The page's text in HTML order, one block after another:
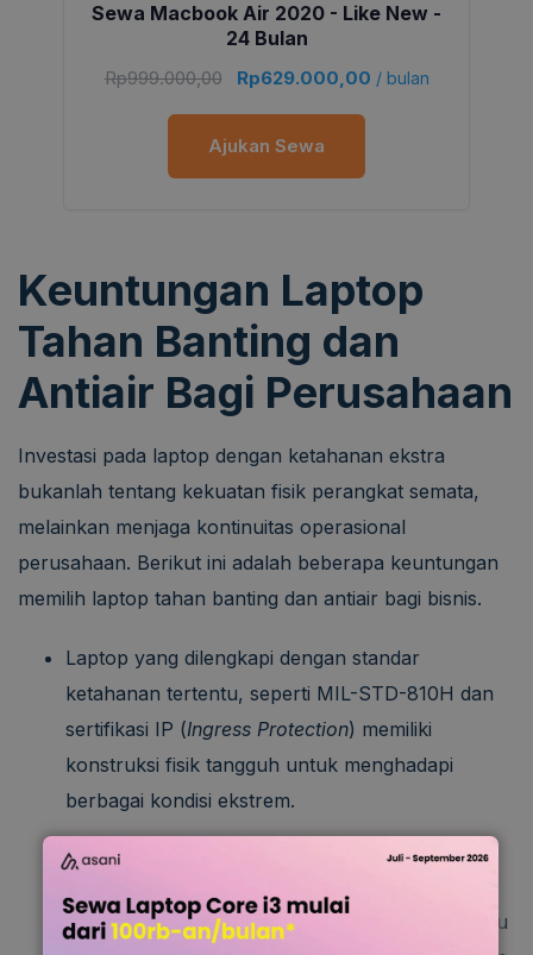
Sewa Macbook Air 2020 - Like New -
24 Bulan
Rp999.000,00 Rp629.000,00 / bulan
Ajukan Sewa
Keuntungan Laptop
Tahan Banting dan
Antiair Bagi Perusahaan
Investasi pada laptop dengan ketahanan ekstra
bukanlah tentang kekuatan fisik perangkat semata,
melainkan menjaga kontinuitas operasional
perusahaan. Berikut ini adalah beberapa keuntungan
memilih laptop tahan banting dan antiair bagi bisnis.
Laptop yang dilengkapi dengan standar
ketahanan tertentu, seperti MIL-STD-810H dan
sertifikasi IP (Ingress Protection) memiliki
konstruksi fisik tangguh untuk menghadapi
berbagai kondisi ekstrem.
Memungkinkan penghematan biaya jangka
Adanya perlindungan ekstra sehingga tidak perlu